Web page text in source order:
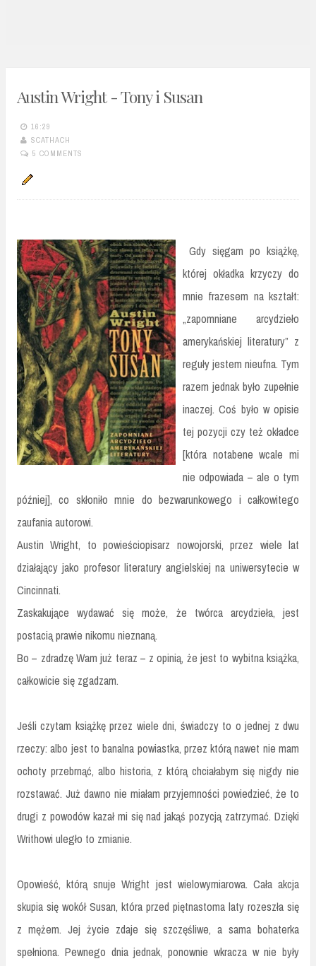
Austin Wright - Tony i Susan
16:29
SCATHACH
5 COMMENTS
Gdy sięgam po książkę,
której okładka krzyczy do
mnie frazesem na kształt:
„zapomniane arcydzieło
amerykańskiej literatury” z
reguły jestem nieufna. Tym
razem jednak było zupełnie
inaczej. Coś było w opisie
tej pozycji czy też okładce
[która notabene wcale mi
nie odpowiada – ale o tym
później], co skłoniło mnie do bezwarunkowego i całkowitego
zaufania autorowi.
Austin Wright, to powieściopisarz nowojorski, przez wiele lat
działający jako profesor literatury angielskiej na uniwersytecie w
Cincinnati.
Zaskakujące wydawać się może, że twórca arcydzieła, jest
postacią prawie nikomu nieznaną.
Bo – zdradzę Wam już teraz – z opinią, że jest to wybitna książka,
całkowicie się zgadzam.
Jeśli czytam książkę przez wiele dni, świadczy to o jednej z dwu
rzeczy: albo jest to banalna powiastka, przez którą nawet nie mam
ochoty przebrnąć, albo historia, z którą chciałabym się nigdy nie
rozstawać. Już dawno nie miałam przyjemności powiedzieć, że to
drugi z powodów kazał mi się nad jakąś pozycją zatrzymać. Dzięki
Writhowi uległo to zmianie.
Opowieść, którą snuje Wright jest wielowymiarowa. Cała akcja
skupia się wokół Susan, która przed piętnastoma laty rozeszła się
z mężem. Jej życie zdaje się szczęśliwe, a sama bohaterka
spełniona. Pewnego dnia jednak, ponownie wkracza w nie były